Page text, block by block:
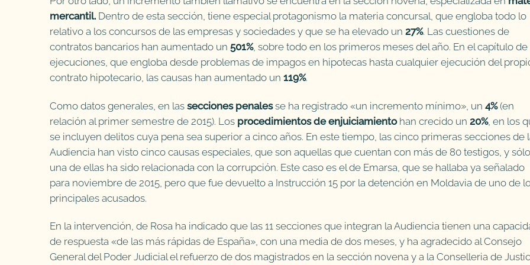
mercantil. Dentro de esta sección, tiene especial protagonismo la materia concursal, que engloba todo lo
relativo a los concursos de las empresas y sociedades y que se ha elevado un 27%. Las cuestiones de
contratos bancarios han aumentado un 501%, sobre todo en los primeros meses del año. En el capítulo de
ejecuciones, que engloba desde problemas de impagos en hipotecas hasta cualquier ejecución del
contrato hipotecario, las causas han aumentado un 119%.
Como datos generales, en las secciones penalesse ha registrado «un incremento mínimo», un 4%(en
relación al primer semestre de 2015). Los procedimientos de enjuiciamientohan crecido un 20%, en los
se incluyen delitos cuya pena sea superior a cinco años. En este tiempo, las cinco primeras secciones de
Audiencia han visto cinco causas especiales, que son aquellas que cuentan con más de 80 testigos, y sólo
una de ellas ha sido relacionada con la corrupción. Este caso es el de Emarsa, que se hallaba ya señalado
para noviembre de 2015, pero que fue devuelto a Instrucción 15 por la detención en Moldavia de uno de
principales acusados.
En la intervención, de Rosa ha indicado que las 11 secciones que integran la Audiencia tienen una
de respuesta «de las más rápidas de España», con una media de dos meses, y ha agradecido al Consejo
General del Poder Judicial el refuerzo de dos magistrados en la sección novena y a la Conselleria de